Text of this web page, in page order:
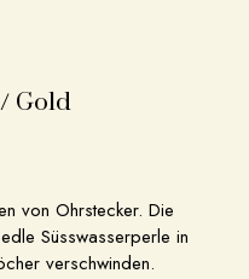
Gold
von Ohrstecker. Die
Süsswasserperle in
verschwinden.